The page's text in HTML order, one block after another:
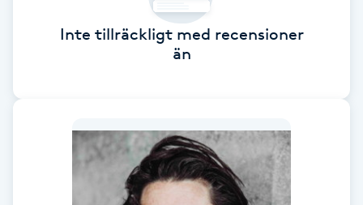
Color correction
Damklippning
Inte tillräckligt med recensioner
än